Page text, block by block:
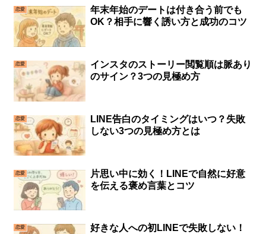
恋愛
年末年始のデートは付き合う前でも
OK？相手に響く誘い方と成功のコツ
恋愛
インスタのストーリー閲覧順は脈あり
のサイン？3つの見極め方
恋愛
LINE告白のタイミングはいつ？失敗
しない3つの見極め方とは
恋愛
片思い中に効く！LINEで自然に好意
を伝える褒め言葉とコツ
恋愛
好きな人への初LINEで失敗しない！